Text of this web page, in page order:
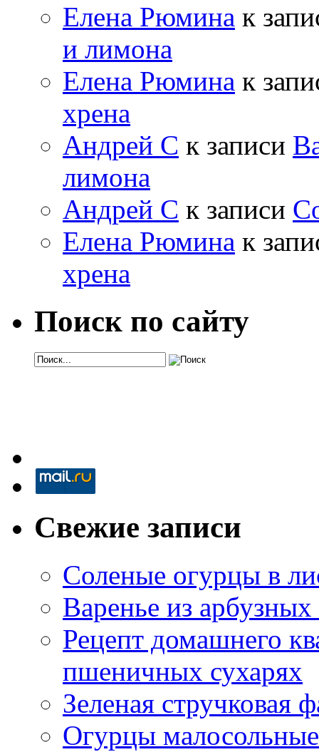
Елена Рюмина к
и лимона
Елена Рюмина к
хрена
Андрей С к записи
лимона
Андрей С к записи
Елена Рюмина к
хрена
Поиск по сайту
Свежие записи
Соленые огурцы в
Варенье из
Рецепт домашнего
пшеничных сухарях
Зеленая стручковая
Огурцы